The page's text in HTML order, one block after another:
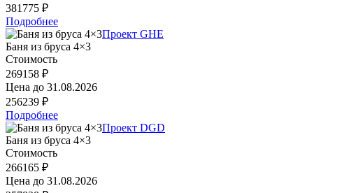
381775 ₽
Подробнее
Проект GHE
Баня из бруса 4×3
Стоимость
269158 ₽
Цена до 31.08.2026
256239 ₽
Подробнее
Проект DGD
Баня из бруса 4×3
Стоимость
266165 ₽
Цена до 31.08.2026